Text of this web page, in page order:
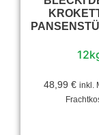
48,99 € inkl.